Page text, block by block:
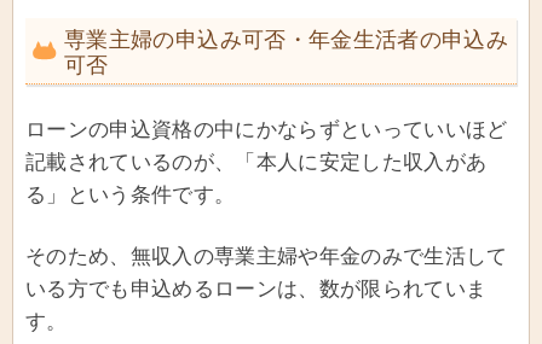
専業主婦の申込み可否・年金生活者の申込み
可否
ローンの申込資格の中にかならずといっていいほど
記載されているのが、「本人に安定した収入があ
る」という条件です。
そのため、無収入の専業主婦や年金のみで生活して
いる方でも申込めるローンは、数が限られていま
す。